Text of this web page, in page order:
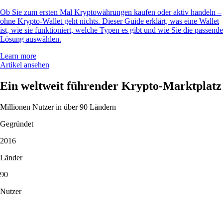
Ob Sie zum ersten Mal Kryptowährungen kaufen oder aktiv handeln –
ohne Krypto-Wallet geht nichts. Dieser Guide erklärt, was eine Wallet
ist, wie sie funktioniert, welche Typen es gibt und wie Sie die passende
Lösung auswählen.
Learn more
Artikel ansehen
Ein weltweit führender Krypto-Marktplatz
Millionen Nutzer in über 90 Ländern
Gegründet
2016
Länder
90
Nutzer